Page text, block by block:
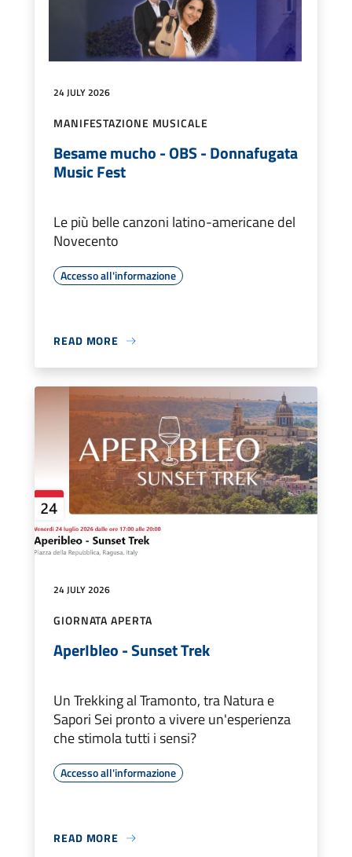
24 JULY 2026
MANIFESTAZIONE MUSICALE
Besame mucho - OBS - Donnafugata
Music Fest
Le più belle canzoni latino-americane del
Novecento
Accesso all'informazione
READ MORE
24 JULY 2026
GIORNATA APERTA
AperIbleo - Sunset Trek
Un Trekking al Tramonto, tra Natura e
Sapori Sei pronto a vivere un'esperienza
che stimola tutti i sensi?
Accesso all'informazione
READ MORE